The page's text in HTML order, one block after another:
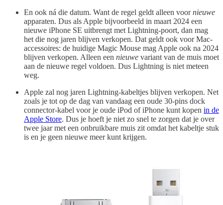
En ook ná die datum. Want de regel geldt alleen voornieuwe
apparaten. Dus als Apple bijvoorbeeld in maart 2024 een
nieuwe iPhone SE uitbrengt met Lightning-poort, dan mag
het die nog jaren blijven verkopen. Dat geldt ook voor Mac-
accessoires: de huidige Magic Mouse mag Apple ook na 2024
blijven verkopen. Alleen een nieuwe variant van de muis moet
aan de nieuwe regel voldoen. Dus Lightning is niet meteen
weg.
Apple zal nog jaren Lightning-kabeltjes blijven verkopen. Net
zoals je tot op de dag van vandaag een oude 30-pins dock
connector-kabel voor je oude iPod of iPhone kunt kopen in de
Apple Store. Dus je hoeft je niet zo snel te zorgen dat je over
twee jaar met een onbruikbare muis zit omdat het kabeltje stuk
is en je geen nieuwe meer kunt krijgen.